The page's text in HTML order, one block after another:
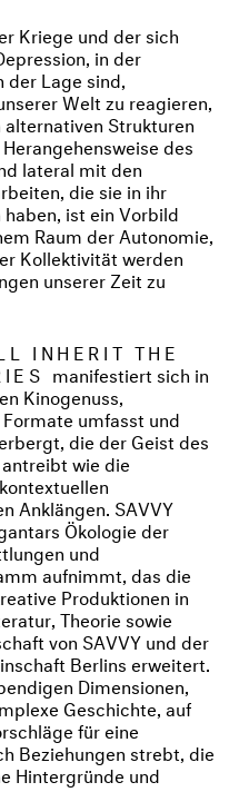
Kriege und der sich
in der
Lage sind,
Welt zu reagieren,
Strukturen
des
lateral mit den
die sie in ihr
ist ein Vorbild
Raum der Autonomie,
Kollektivität werden
unserer Zeit zu
INHERIT THE
manifestiert sich in
Kinogenuss,
umfasst und
die der Geist des
wie die
Anklängen. SAVVY
Ökologie der
und
aufnimmt, das die
Produktionen in
Theorie sowie
von SAVVY und der
Berlins erweitert.
Dimensionen,
Geschichte, auf
für eine
Beziehungen strebt, die
Hintergründe und